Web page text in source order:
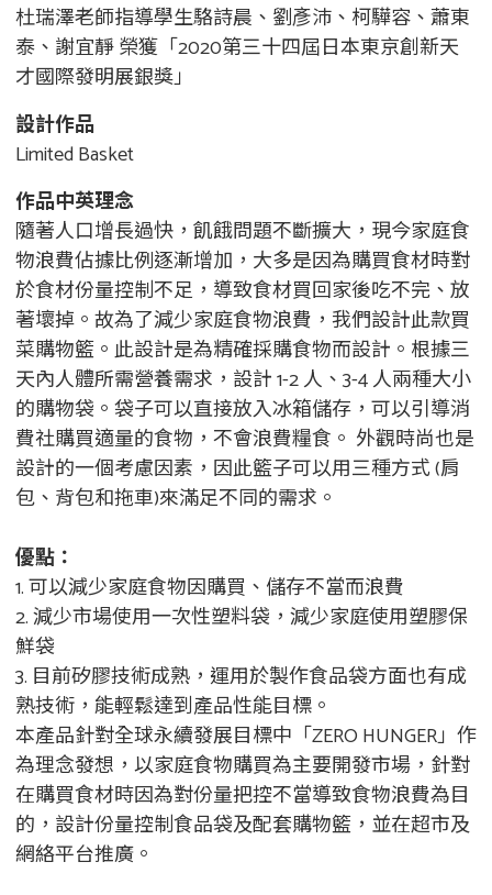
杜瑞澤老師指導學生駱詩晨、劉彥沛、柯驊容、蕭東
泰、謝宜靜 榮獲「2020第三十四屆日本東京創新天
才國際發明展銀獎」
設計作品
Limited Basket
作品中英理念
隨著人口增長過快，飢餓問題不斷擴大，現今家庭食
物浪費佔據比例逐漸增加，大多是因為購買食材時對
於食材份量控制不足，導致食材買回家後吃不完、放
著壞掉。故為了減少家庭食物浪費，我們設計此款買
菜購物籃。此設計是為精確採購食物而設計。根據三
天內人體所需營養需求，設計 1-2 人、3-4 人兩種大小
的購物袋。袋子可以直接放入冰箱儲存，可以引導消
費社購買適量的食物，不會浪費糧食。 外觀時尚也是
設計的一個考慮因素，因此籃子可以用三種方式 (肩
包、背包和拖車)來滿足不同的需求。
優點：
1. 可以減少家庭食物因購買、儲存不當而浪費
2. 減少市場使用一次性塑料袋，減少家庭使用塑膠保
鮮袋
3. 目前矽膠技術成熟，運用於製作食品袋方面也有成
熟技術，能輕鬆達到產品性能目標。
本產品針對全球永續發展目標中「ZERO HUNGER」作
為理念發想，以家庭食物購買為主要開發市場，針對
在購買食材時因為對份量把控不當導致食物浪費為目
的，設計份量控制食品袋及配套購物籃，並在超市及
網絡平台推廣。